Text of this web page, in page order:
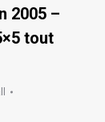
2005 –
tout